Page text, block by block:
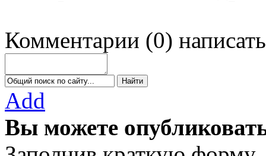
Комментарии (0) написать
Add
Вы можете